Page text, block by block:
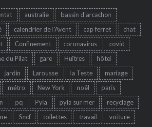
australie
bassin d'arcachon
calendrier de l'Avent cap ferret
chat
Confinement coronavirus
covid
du Pilat gare Huîtres
hôtel
jardin Larousse la Teste
mariage
métro New York noêl
paris
pq Pyla pyla sur mer
recyclage
Sncf toilettes travail
voiture